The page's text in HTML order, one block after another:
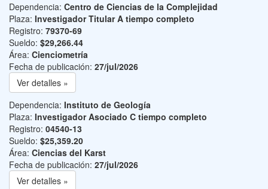
Dependencia: Centro de Ciencias de la Complejidad
Plaza: Investigador Titular A tiempo completo
Registro: 79370-69
Sueldo: $29,266.44
Área: Cienciometría
Fecha de publicación: 27/jul/2026
Ver detalles »
Dependencia: Instituto de Geología
Plaza: Investigador Asociado C tiempo completo
Registro: 04540-13
Sueldo: $25,359.20
Área: Ciencias del Karst
Fecha de publicación: 27/jul/2026
Ver detalles »